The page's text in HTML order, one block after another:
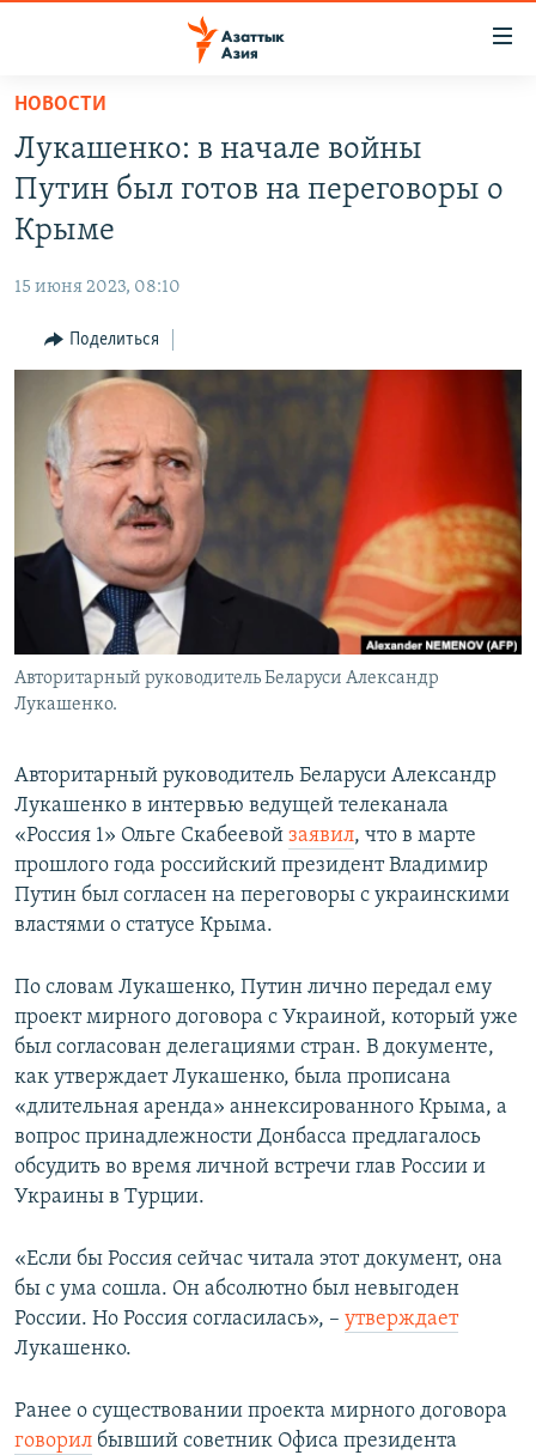
Вернуться
основному
содержанию
Вернутся
главной
Вернутся
ТАДЖИКИСТАН
НОВОСТИ
ВОЙНА В УКРАИНЕ
КЫРГЫЗЧА
ЎЗБЕКЧА
ТОҶИКӢ
TÜRKMENÇE
Все сайты РСЕ/РС
НОВОСТИ
Лукашенко: в начале войны
Путин был готов на переговоры о
Крыме
15 июня 2023, 08:10
Поделиться
Авторитарный руководитель Беларуси Александр
Лукашенко.
Авторитарный руководитель Беларуси Александр
Лукашенко в интервью ведущей телеканала
«Россия 1» Ольге Скабеевой заявил, что в марте
прошлого года российский президент Владимир
Путин был согласен на переговоры с украинскими
властями о статусе Крыма.
По словам Лукашенко, Путин лично передал ему
проект мирного договора с Украиной, который уже
был согласован делегациями стран. В документе,
как утверждает Лукашенко, была прописана
«длительная аренда» аннексированного Крыма, а
вопрос принадлежности Донбасса предлагалось
обсудить во время личной встречи глав России и
Украины в Турции.
«Если бы Россия сейчас читала этот документ, она
бы с ума сошла. Он абсолютно был невыгоден
России. Но Россия согласилась», – утверждает
Лукашенко.
Ранее о существовании проекта мирного договора
говорил бывший советник Офиса президента